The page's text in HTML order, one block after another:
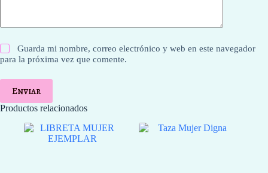
Guarda mi nombre, correo electrónico y web en este navegador
para la próxima vez que comente.
Enviar
Productos relacionados